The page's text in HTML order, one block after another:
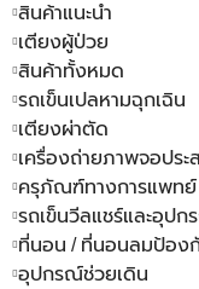
สินค้าแนะนำ
เตียงผู้ป่วย
สินค้าทั้งหมด
รถเข็นเปลหามฉุกเฉิน
เตียงผ่าตัด
เครื่องถ่ายภาพจอประ
ครุภัณฑ์ทางการแพทย์
รถเข็นวีลแชร์และอุปก
ที่นอน / ที่นอนลมป้อง
อุปกรณ์ช่วยเดิน